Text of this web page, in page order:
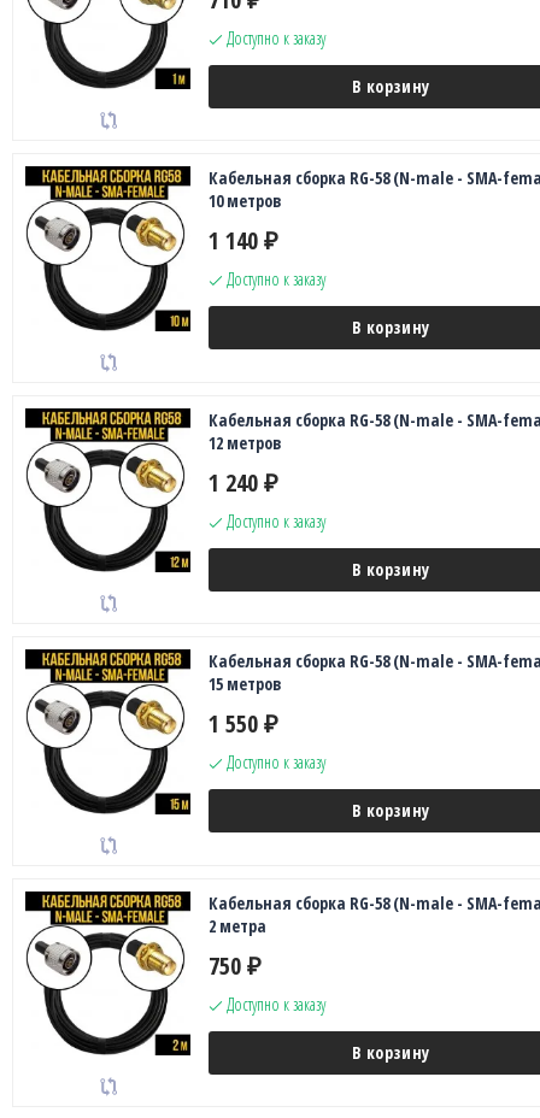
Доступно к заказу
В корзину
Кабельная сборка RG-58 (N-male - SMA-
10 метров
1 140 ₽
Доступно к заказу
В корзину
Кабельная сборка RG-58 (N-male - SMA-
12 метров
1 240 ₽
Доступно к заказу
В корзину
Кабельная сборка RG-58 (N-male - SMA-
15 метров
1 550 ₽
Доступно к заказу
В корзину
Кабельная сборка RG-58 (N-male - SMA-
2 метра
750 ₽
Доступно к заказу
В корзину